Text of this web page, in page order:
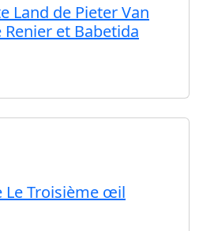
Land de Pieter Van
Renier et Babetida
Le Troisième œil